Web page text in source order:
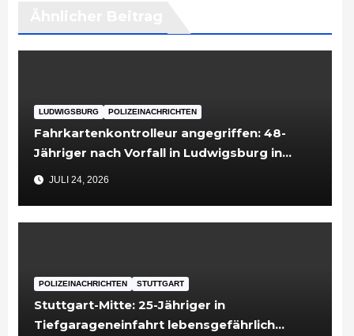
LUDWIGSBURG POLIZEINACHRICHTEN
Fahrkartenkontrolleur angegriffen: 48-
Jähriger nach Vorfall in Ludwigsburg in
Untersuchungshaft
JULI 24, 2026
POLIZEINACHRICHTEN STUTTGART
Stuttgart-Mitte: 25-Jähriger in
Tiefgarageneinfahrt lebensgefährlich